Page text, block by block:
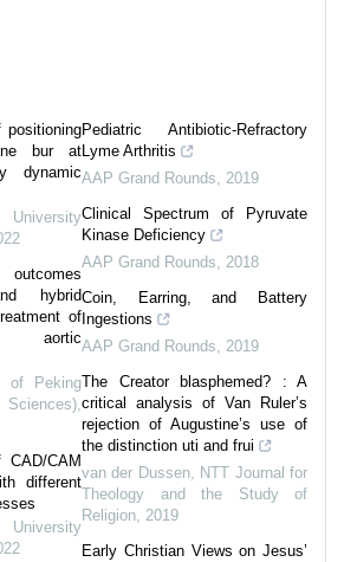
positioning
bur at
dynamic
hybrid
of
aortic
of Peking
,
CAD/CAM
different
Pediatric Antibiotic-Refractory
Lyme Arthritis
AAP Grand Rounds, 2019
Clinical Spectrum of Pyruvate
Kinase Deficiency
AAP Grand Rounds, 2018
Coin, Earring, and Battery
Ingestions
AAP Grand Rounds, 2019
The Creator blasphemed? : A
critical analysis of Van Ruler’s
rejection of Augustine’s use of
the distinction uti and frui
van der Dussen, NTT Journal for
Theology and the Study of
Religion, 2019
Early Christian Views on Jesus’